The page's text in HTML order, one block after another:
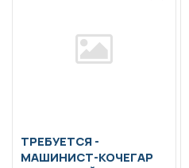
ТРЕБУЕТСЯ -
МАШИНИСТ-КОЧЕГАР